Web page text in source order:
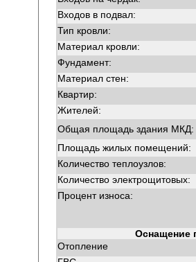
Входов в подвал:
Тип кровли:
Материал кровли:
Фундамент:
Материал стен:
Квартир:
Жителей:
Общая площадь здания МКД:
Площадь жилых помещений:
Количество теплоузлов:
Количество электрощитовых:
Процент износа:
Оснащение
Отопление